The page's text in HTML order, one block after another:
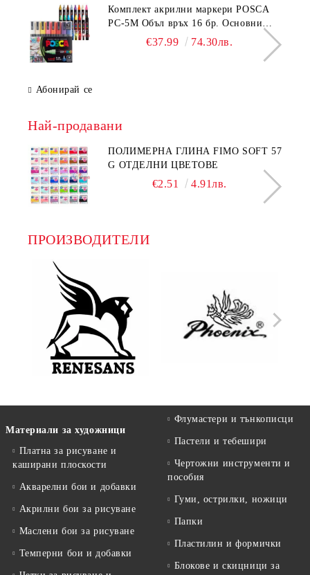
Комплeкт акрилни маркери POSCA
PC-5M Объл връх 16 бр. Основни
€37.99 74.30лв.
Абонирай се
Най-продавани
ПОЛИМЕРНА ГЛИНА FIMO SOFT 57
G ОТДЕЛНИ ЦВЕТОВЕ
€2.51 4.91лв.
ПРОИЗВОДИТЕЛИ
Материали за художници
Платна за рисуване и
каширани плоскости
Акварелни бои и добавки
Акрилни бои за рисуване
Маслени бои за рисуване
Темперни бои и добавки
Флумастери и тънкописци
Пастели и тебешири
Чертожни инструменти и
пособия
Гуми, острилки, ножици
Папки
Пластилин и формички
Блокове и скицници за